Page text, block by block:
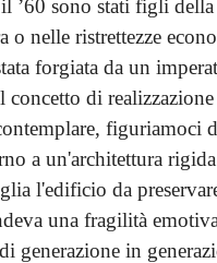
’60 sono stati figli
o nelle ristrettezze
forgiata da un
di
figuriamoci
a un'architettura
l'edificio da
una fragilità
generazione in